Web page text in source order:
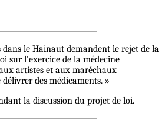
le Hainaut demandent le rejet de la
sur l'exercice de la médecine
artistes et aux maréchaux
des médicaments. »
la discussion du projet de loi.